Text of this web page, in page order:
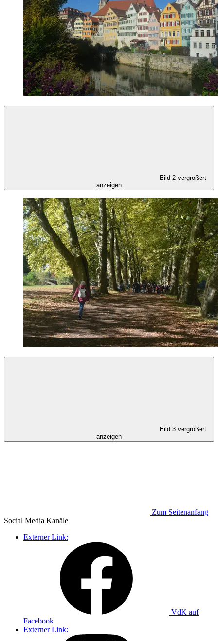
Bild 2 vergrößert
anzeigen
Bild 3 vergrößert
anzeigen
Zum Seitenanfang
Social Media Kanäle
Externer Link:
VdK auf
Facebook
Externer Link: